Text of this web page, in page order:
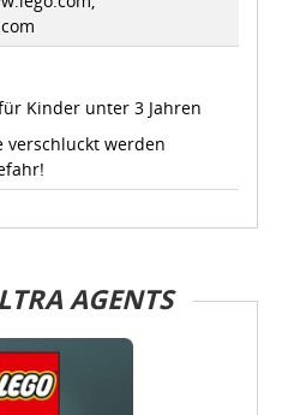
USA eingehalten werden.
jederzeit links unten
und damit widerrufen.
undImpressum
Kinder unter 3 Jahren
verschluckt werden
AGENTS